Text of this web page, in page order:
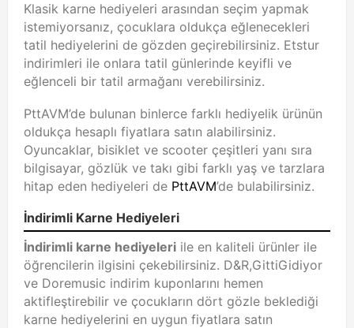
Klasik karne hediyeleri arasından seçim yapmak
istemiyorsanız, çocuklara oldukça eğlenecekleri
tatil hediyelerini de gözden geçirebilirsiniz. Etstur
indirimleri ile onlara tatil günlerinde keyifli ve
eğlenceli bir tatil armağanı verebilirsiniz.
PttAVM’de bulunan binlerce farklı hediyelik ürünün
oldukça hesaplı fiyatlara satın alabilirsiniz.
Oyuncaklar, bisiklet ve scooter çeşitleri yanı sıra
bilgisayar, gözlük ve takı gibi farklı yaş ve tarzlara
hitap eden hediyeleri de PttAVM’de bulabilirsiniz.
İndirimli Karne Hediyeleri
İndirimli karne hediyeleri ile en kaliteli ürünler ile
öğrencilerin ilgisini çekebilirsiniz. D&R,GittiGidiyor
ve Doremusic indirim kuponlarını hemen
aktifleştirebilir ve çocukların dört gözle beklediği
karne hediyelerini en uygun fiyatlara satın